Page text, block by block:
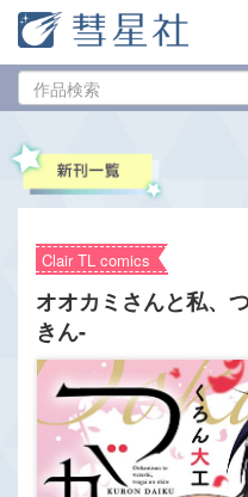
Clair TL comics
オオカミさんと私、
きん-